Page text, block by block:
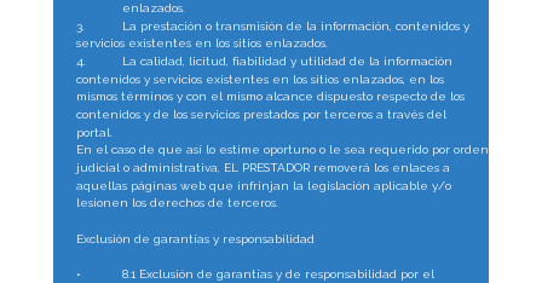
enlazados.
3.
La prestación o transmisión de la información, contenidos y
servicios existentes en los sitios enlazados.
4.
La calidad, licitud, fiabilidad y utilidad de la información
contenidos y servicios existentes en los sitios enlazados, en los
mismos términos y con el mismo alcance dispuesto respecto de los
contenidos y de los servicios prestados por terceros a través del
portal.
En el caso de que así lo estime oportuno o le sea requerido por orden
judicial o administrativa, EL PRESTADOR removerá los enlaces a
aquellas páginas web que infrinjan la legislación aplicable y/o
lesionen los derechos de terceros.
Exclusión de garantías y responsabilidad
•
8.1 Exclusión de garantías y de responsabilidad por el